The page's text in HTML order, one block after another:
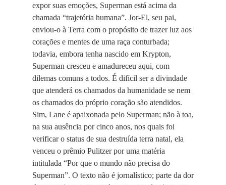
expor suas emoções, Superman está acima da
chamada “trajetória humana”. Jor-El, seu pai,
enviou-o à Terra com o propósito de trazer luz aos
corações e mentes de uma raça conturbada;
todavia, embora tenha nascido em Krypton,
Superman cresceu e amadureceu aqui, com
dilemas comuns a todos. É difícil ser a divindade
que atenderá os chamados da humanidade se nem
os chamados do próprio coração são atendidos.
Sim, Lane é apaixonada pelo Superman; não à toa,
na sua ausência por cinco anos, nos quais foi
verificar o status de sua destruída terra natal, ela
venceu o prêmio Pulitzer por uma matéria
intitulada “Por que o mundo não precisa do
Superman”. O texto não é jornalístico; parte da dor